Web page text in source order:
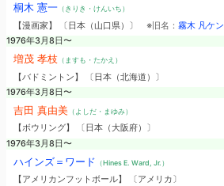
桐木 憲一（きりき・けんいち）
【漫画家】 〔日本（山口県）〕 ※旧名： 霧木 凡ケン
1976年3月8日〜
増茂 孝枝（ますも・たかえ）
【バドミントン】 〔日本（北海道）〕
1976年3月8日〜
吉田 真由美（よしだ・まゆみ）
【ボウリング】 〔日本（大阪府）〕
1976年3月8日〜
ハインズ＝ワード （Hines E. Ward, Jr.）
【アメリカンフットボール】 〔アメリカ〕